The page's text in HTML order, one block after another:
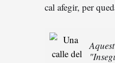
cal afegir, per